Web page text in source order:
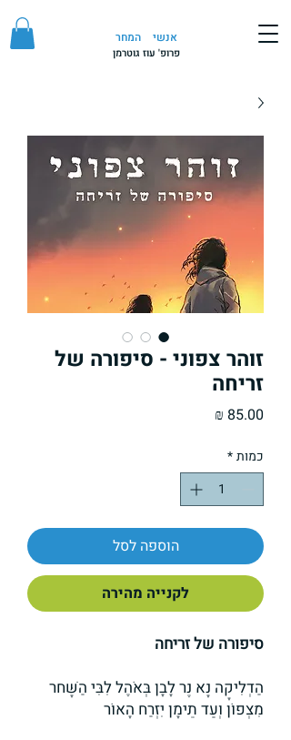
אנשי המחר
פרופ' עוז גוטרמן
זוהר צפוני - סיפורה של
זריחה
כמות*
הוספה לסל
לקנייה מהירה
סיפורה של זריחה
הַדְלִיקָה נָא נֶר לָבָן בְּאֹהֶל לִבִּי הַשָּׁחר
מִצְפוֹן וְעַד תֵימָן יִזְרַח הָאוֹר